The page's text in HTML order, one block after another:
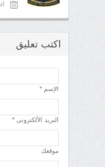
اكتب تعليق
الإسم *
البريد الألكترونى *
موقعك